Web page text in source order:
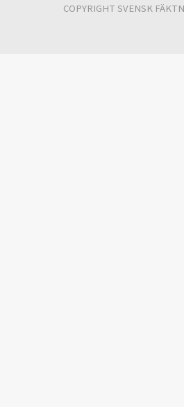
COPYRIGHT SVENSK